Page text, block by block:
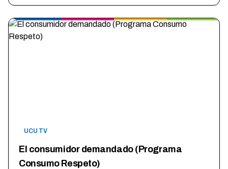
UCU TV
El consumidor demandado (Programa
Consumo Respeto)